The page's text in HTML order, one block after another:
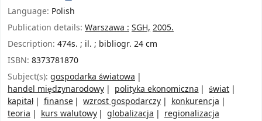
Language: Polish
Publication details: Warszawa :SGH,2005.
Description: 474s. ; il. ; bibliogr. 24 cm
ISBN: 8373781870
Subject(s): gospodarka światowa
handel międzynarodowy
polityka ekonomiczna
świat
kapitał
finanse wzrost gospodarczy
konkurencja
teoria
kurs walutowy globalizacja
regionalizacja